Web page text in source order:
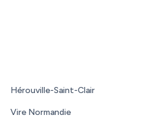
Hérouville-Saint-Clair
Vire Normandie